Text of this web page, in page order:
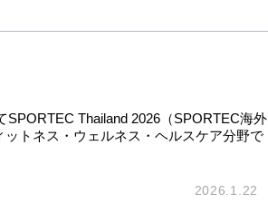
Thailand 2026（SPORTEC海外
トネス・ウェルネス・ヘルスケア分野で
2026.1.22